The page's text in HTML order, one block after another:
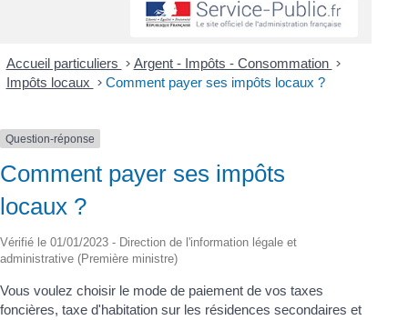
Accueil particuliers > Argent - Impôts - Consommation >
Impôts locaux > Comment payer ses impôts locaux ?
Question-réponse
Comment payer ses impôts
locaux ?
Vérifié le 01/01/2023 - Direction de l'information légale et
administrative (Première ministre)
Vous voulez choisir le mode de paiement de vos taxes
foncières, taxe d'habitation sur les résidences secondaires et